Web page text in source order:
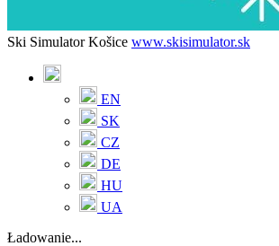
Ski Simulator Košice www.skisimulator.sk
EN
SK
CZ
DE
HU
UA
Ładowanie...